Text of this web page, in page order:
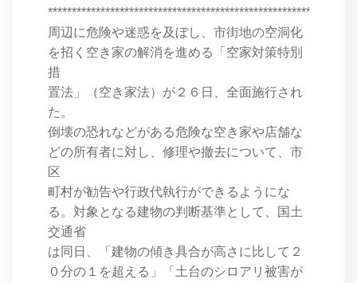
周辺に危険や迷惑を及ぼし、市街地の空洞化
を招く空き家の解消を進める「空家対策特別
措
置法」（空き家法）が２６日、全面施行され
た。
倒壊の恐れなどがある危険な空き家や店舗な
どの所有者に対し、修理や撤去について、市
区
町村が勧告や行政代執行ができるようにな
る。対象となる建物の判断基準として、国土
交通省
は同日、「建物の傾き具合が高さに比して２
０分の１を超える」「土台のシロアリ被害が